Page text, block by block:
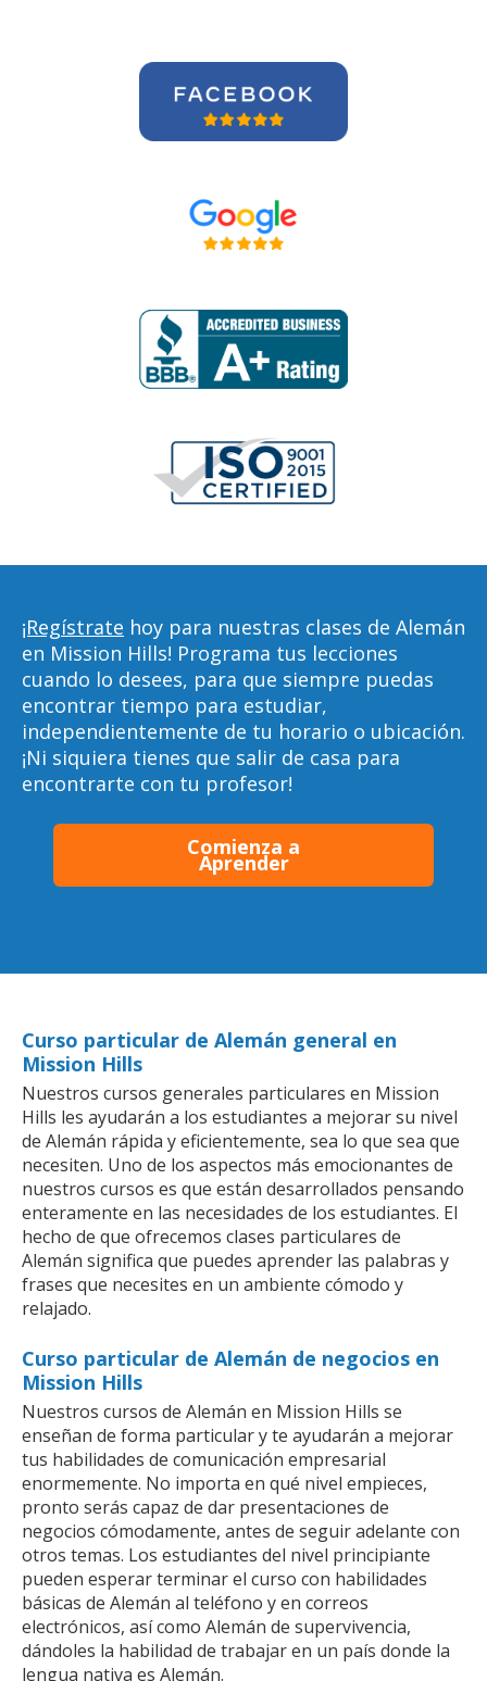
¡Regístrate hoy para nuestras clases de Alemán
en Mission Hills! Programa tus lecciones
cuando lo desees, para que siempre puedas
encontrar tiempo para estudiar,
independientemente de tu horario o ubicación.
¡Ni siquiera tienes que salir de casa para
encontrarte con tu profesor!
Comienza a
Aprender
Curso particular de Alemán general en
Mission Hills
Nuestros cursos generales particulares en Mission
Hills les ayudarán a los estudiantes a mejorar su nivel
de Alemán rápida y eficientemente, sea lo que sea que
necesiten. Uno de los aspectos más emocionantes de
nuestros cursos es que están desarrollados pensando
enteramente en las necesidades de los estudiantes. El
hecho de que ofrecemos clases particulares de
Alemán significa que puedes aprender las palabras y
frases que necesites en un ambiente cómodo y
relajado.
Curso particular de Alemán de negocios en
Mission Hills
Nuestros cursos de Alemán en Mission Hills se
enseñan de forma particular y te ayudarán a mejorar
tus habilidades de comunicación empresarial
enormemente. No importa en qué nivel empieces,
pronto serás capaz de dar presentaciones de
negocios cómodamente, antes de seguir adelante con
otros temas. Los estudiantes del nivel principiante
pueden esperar terminar el curso con habilidades
básicas de Alemán al teléfono y en correos
electrónicos, así como Alemán de supervivencia,
dándoles la habilidad de trabajar en un país donde la
lengua nativa es Alemán.